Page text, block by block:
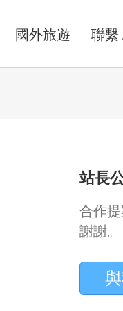
國外旅遊 聯繫
站長
合作
謝謝。